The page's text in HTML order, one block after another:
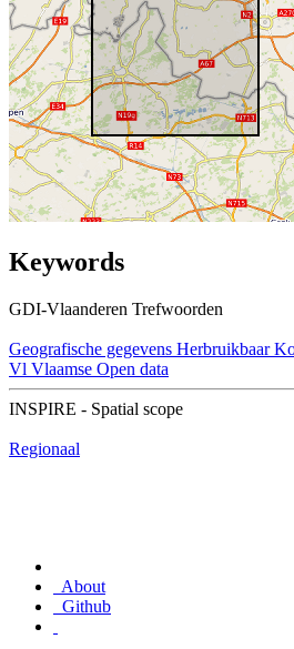
Keywords
GDI-Vlaanderen Trefwoorden
Geografische gegevens Herbruikbaar
Vl Vlaamse Open data
INSPIRE - Spatial scope
Regionaal
About
Github